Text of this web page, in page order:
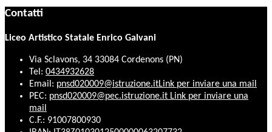
Contatti
Liceo Artistico Statale Enrico Galvani
Via Sclavons, 34 33084 Cordenons (PN)
Tel: 0434932628
Email: pnsd020009@istruzione.itLink per inviare una mail
PEC: pnsd020009@pec.istruzione.it Link per inviare una
mail
C.F.: 91007800930